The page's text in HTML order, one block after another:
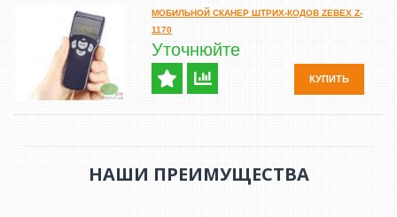
МОБИЛЬНОЙ СКАНЕР ШТРИХ-КОДОВ ZEBEX Z-
1170
Уточнюйте
КУПИТЬ
НАШИ ПРЕИМУЩЕСТВА